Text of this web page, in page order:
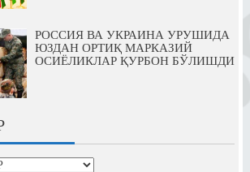
РОССИЯ ВА УКРАИНА УРУШИДА
ЮЗДАН ОРТИҚ МАРКАЗИЙ
ОСИЁЛИКЛАР ҚУРБОН БЎЛИШДИ